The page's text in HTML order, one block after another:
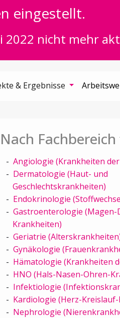
eingestellt.
2022 nicht mehr
& Ergebnisse
Nach
Angiologie (Krankheiten der
Dermatologie (Haut- und
Geschlechtskrankheiten)
Endokrinologie
Gastroenterologie (Magen-
Krankheiten)
Geriatrie
Gynäkologie
Hämatologie (Krankheiten
HNO (Hals-Nasen-Ohren-
Infektiologie
Kardiologie (Herz-
Nephrologie